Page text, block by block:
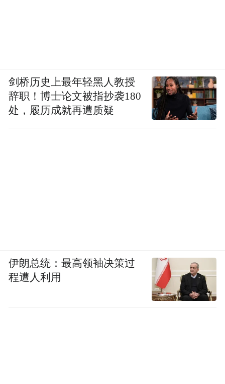
剑桥历史上最年轻黑人教授
辞职！博士论文被指抄袭180
处，履历成就再遭质疑
伊朗总统：最高领袖决策过
程遭人利用